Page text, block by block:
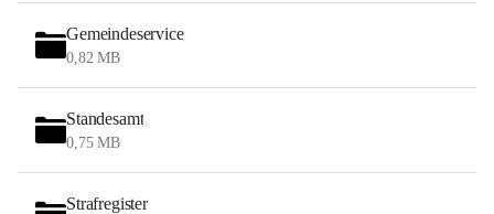
Gemeindeservice
0,82 MB
Standesamt
0,75 MB
Strafregister